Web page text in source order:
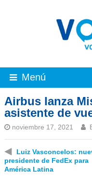
Menú
Airbus lanza
asistente de
noviembre 17, 2021
◀
Luiz Vasconcelos:
presidente de FedEx para
América Latina